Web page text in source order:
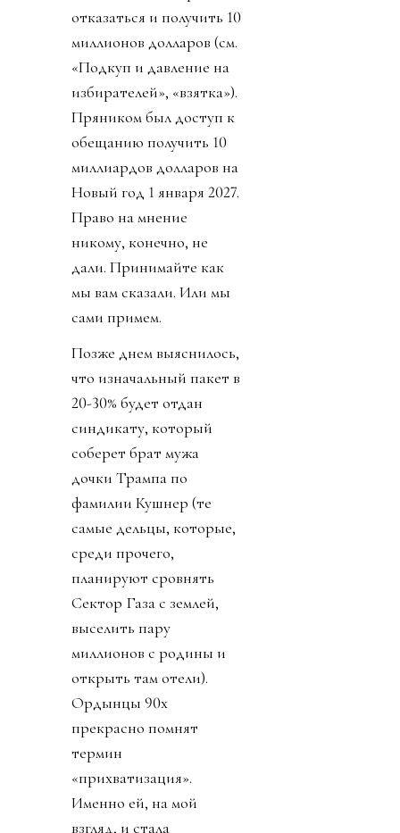
отказаться и получить 10
миллионов долларов (см.
«Подкуп и давление на
избирателей», «взятка»).
Пряником был доступ к
обещанию получить 10
миллиардов долларов на
Новый год 1 января 2027.
Право на мнение
никому, конечно, не
дали. Принимайте как
мы вам сказали. Или мы
сами примем.
Позже днем выяснилось,
что изначальный пакет в
20-30% будет отдан
синдикату, который
соберет брат мужа
дочки Трампа по
фамилии Кушнер (те
самые дельцы, которые,
среди прочего,
планируют сровнять
Сектор Газа с землей,
выселить пару
миллионов с родины и
открыть там отели).
Ордынцы 90х
прекрасно помнят
термин
«прихватизация».
Именно ей, на мой
взгляд, и стала